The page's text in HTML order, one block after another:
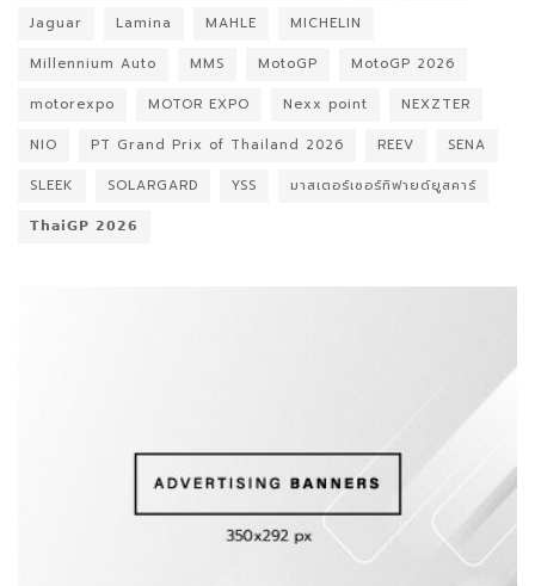
Jaguar
Lamina MAHLE
MICHELIN
Millennium Auto
MMS MotoGP
MotoGP 2026
motorexpo
MOTOR EXPO Nexx point
NEXZTER
NIO
PT Grand Prix of Thailand 2026 REEV
SENA
SLEEK
SOLARGARD YSS
มาสเตอร์เซอร์ทิฟายด์ยูสคาร์
𝗧𝗵𝗮𝗶𝗚𝗣 𝟮𝟬𝟮𝟲